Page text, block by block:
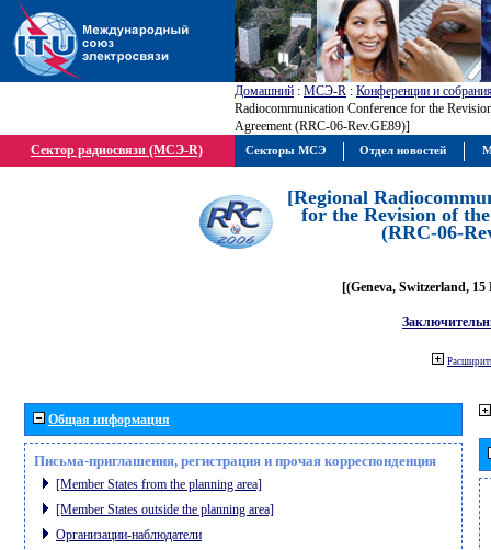
Домашний : МСЭ-R : Конференции и
Radiocommunication Conference for the
Agreement (RRC-06-Rev.GE89)]
Сектор радиосвязи (МСЭ-R)
[Regional
for the Revision of
(RRC-06-
[(Geneva, Switzerland, 15
Общая информация
Письма-приглашения, регистрация и прочая корреспонденция
[Member States from the planning area]
[Member States outside the planning area]
Организации-наблюдатели
Секторы МСЭ Отдел новостей